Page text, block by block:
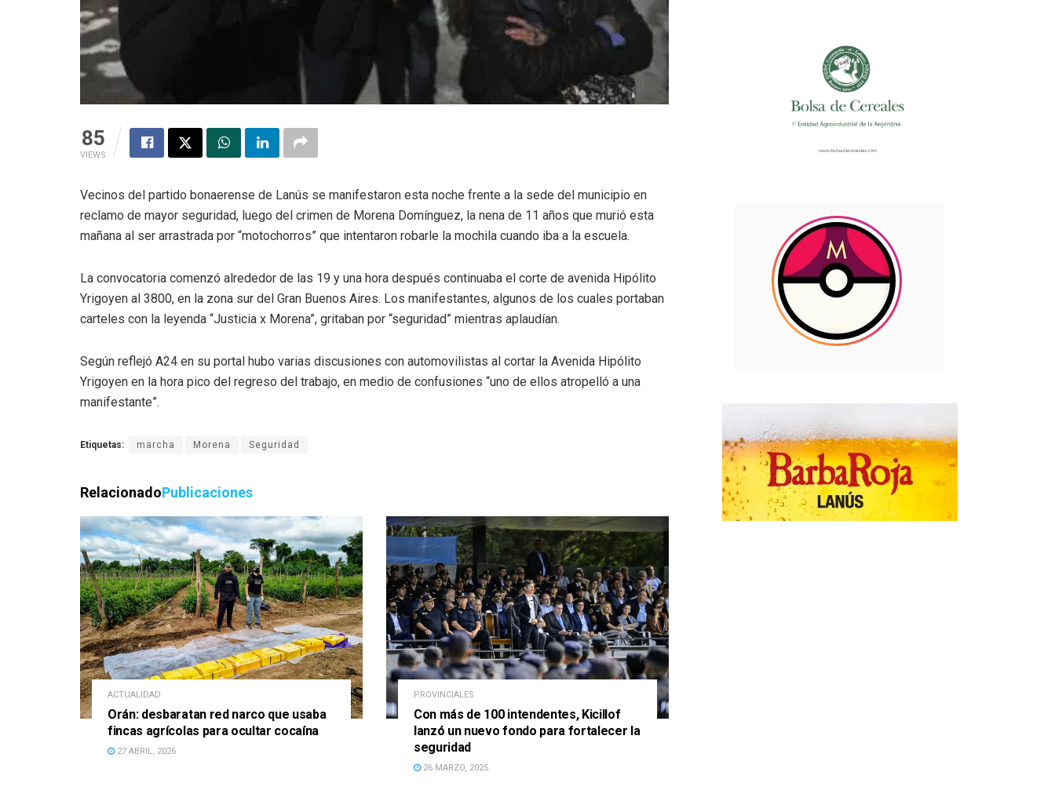
85
VIEWS
Vecinos del partido bonaerense de Lanús se manifestaron esta noche frente a la sede del municipio en
reclamo de mayor seguridad, luego del crimen de Morena Domínguez, la nena de 11 años que murió esta
mañana al ser arrastrada por “motochorros” que intentaron robarle la mochila cuando iba a la escuela.
La convocatoria comenzó alrededor de las 19 y una hora después continuaba el corte de avenida Hipólito
Yrigoyen al 3800, en la zona sur del Gran Buenos Aires. Los manifestantes, algunos de los cuales portaban
carteles con la leyenda “Justicia x Morena”, gritaban por “seguridad” mientras aplaudían.
Según reflejó A24 en su portal hubo varias discusiones con automovilistas al cortar la Avenida Hipólito
Yrigoyen en la hora pico del regreso del trabajo, en medio de confusiones “uno de ellos atropelló a una
manifestante”.
Etiquetas: marcha Morena Seguridad
RelacionadoPublicaciones
ACTUALIDAD
Orán: desbaratan red narco que usaba
fincas agrícolas para ocultar cocaína
27 ABRIL, 2026
PROVINCIALES
Con más de 100 intendentes, Kicillof
lanzó un nuevo fondo para fortalecer la
seguridad
26 MARZO, 2025